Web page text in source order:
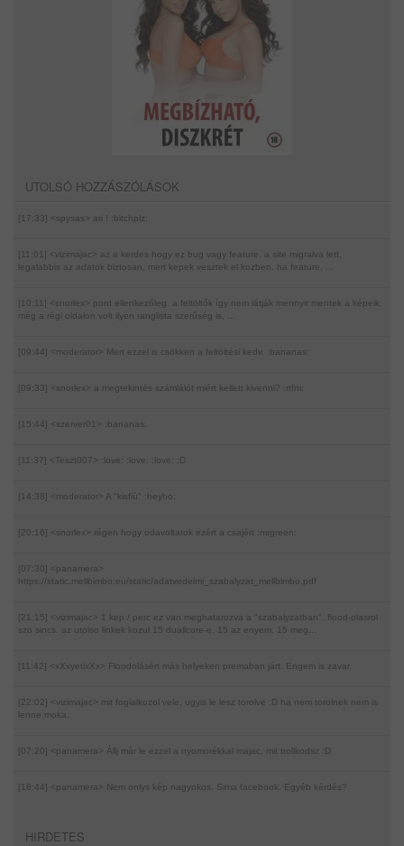
UTOLSÓ HOZZÁSZÓLÁSOK
[17:33] <spysas> ari ! :bitchplz:
[11:01] <vizimajac> az a kerdes hogy ez bug vagy feature. a site migralva lett,
legalabbis az adatok biztosan, mert kepek vesztek el kozben. ha feature, ...
[10:11] <snorlex> pont ellenkezőleg. a feltöltők így nem látják mennyit mentek a képeik.
még a régi oldalon volt ilyen ranglista szerűség is, ...
[09:44] <moderator> Mert ezzel is csökken a feltöltési kedv. :bananas:
[09:33] <snorlex> a megtekintés számlálót miért kellett kivenni? :rtfm:
[15:44] <szerver01> :bananas:
[11:37] <Teszt007> :love: :love: :love: :D
[14:38] <moderator> A "kisfiú" :heyho:
[20:16] <snorlex> régen hogy odavoltatok ezért a csajért :mrgreen:
[07:30] <panamera>
https://static.mellbimbo.eu/static/adatvedelmi_szabalyzat_mellbimbo.pdf
[21:15] <vizimajac> 1 kep / perc ez van meghatarozva a "szabalyzatban". flood-olasrol
szo sincs. az utolso linkek kozul 15 duallcore-e, 15 az enyem, 15 meg...
[11:42] <xXxyetixXx> Floodolásért más helyeken premaban járt. Engem is zavar.
[22:02] <vizimajac>
mit foglalkozol vele, ugyis le lesz torolve :D ha nem torolnek nem is
lenne moka.
[07:20] <panamera> Állj már le ezzel a nyomorékkal majac, mit trollkodsz :D
[18:44] <panamera> Nem onlys kép nagyokos. Sima facebook. Egyéb kérdés?
HIRDETES